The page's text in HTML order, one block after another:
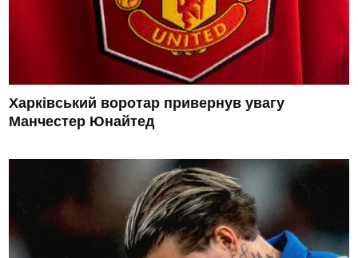
Харківський воротар привернув увагу
Манчестер Юнайтед